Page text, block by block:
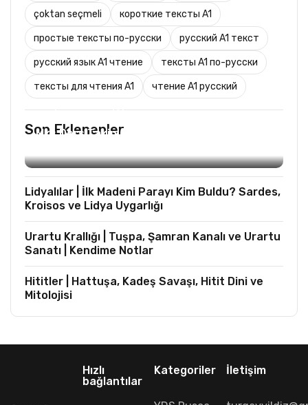
çoktan seçmeli короткие тексты A1
простые тексты по-русски русский A1 текст
русский язык A1 чтение тексты A1 по-русски
тексты для чтения A1 чтение A1 русский
Son Eklenenler
Mks Ders Takip (Turizm ve Mesleki Dersler
Lidyalılar | İlk Madeni Parayı Kim Buldu? Sardes,
Kroisos ve Lidya Uygarlığı
Urartu Krallığı | Tuşpa, Şamran Kanalı ve Urartu
Sanatı | Kendime Notlar
Hititler | Hattuşa, Kadeş Savaşı, Hitit Dini ve
Mitolojisi
Hızlı
bağlantılar
Kategoriler İletişim